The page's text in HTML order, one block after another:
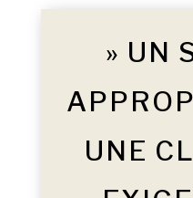
» UN
UNE